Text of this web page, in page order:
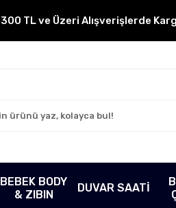
300 TL ve Üzeri Alışverişlerde
BEBEK BODY
& ZIBIN
DUVAR SAATİ